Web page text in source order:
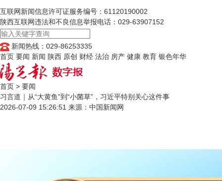
互联网新闻信息许可证服务编号：61120190002
陕西互联网违法和不良信息举报电话：029-63907152
新闻热线：029-86253335
首页 要闻 新闻 陕西 原创 财经 法治 房产 健康 教育 银色年华
首页 > 要闻
习言道｜从“大黄鱼”到“小菌草”，习近平特别关心这件事
2026-07-09 15:26:51 来源：中国新闻网